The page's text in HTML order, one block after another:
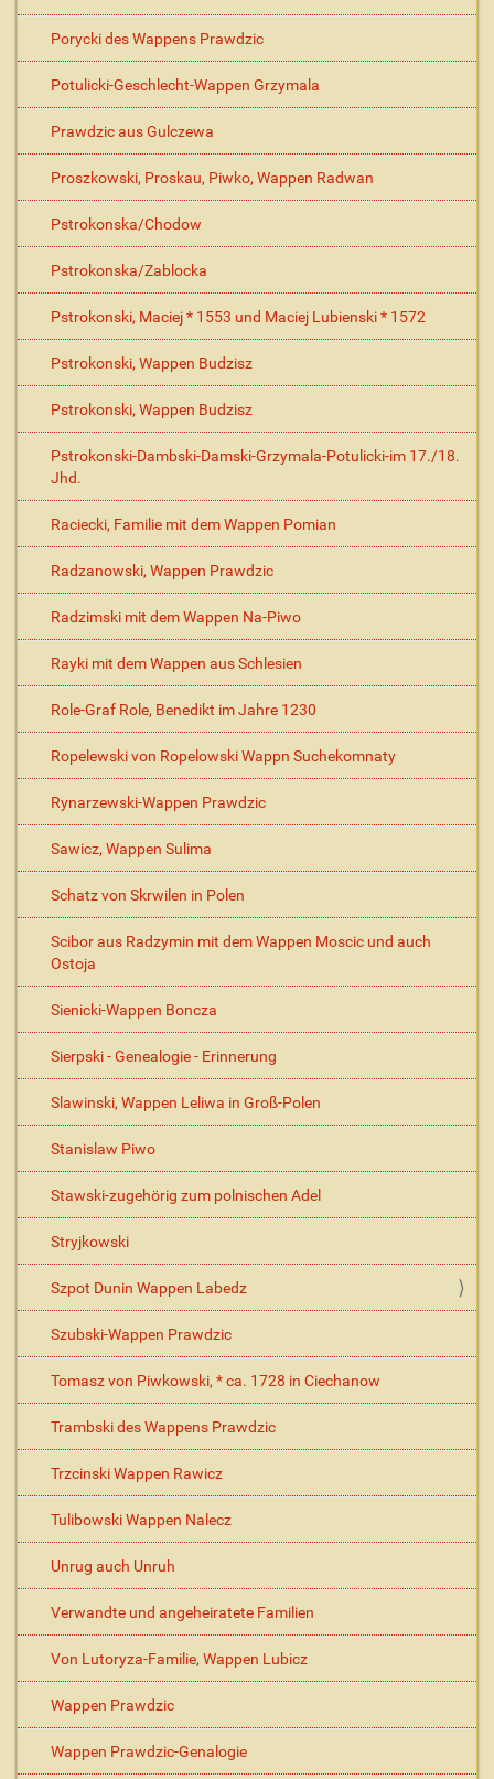
Porycki des Wappens Prawdzic
Potulicki-Geschlecht-Wappen Grzymala
Prawdzic aus Gulczewa
Proszkowski, Proskau, Piwko, Wappen Radwan
Pstrokonska/Chodow
Pstrokonska/Zablocka
Pstrokonski, Maciej * 1553 und Maciej Lubienski * 1572
Pstrokonski, Wappen Budzisz
Pstrokonski, Wappen Budzisz
Pstrokonski-Dambski-Damski-Grzymala-Potulicki-im 17./18.
Jhd.
Raciecki, Familie mit dem Wappen Pomian
Radzanowski, Wappen Prawdzic
Radzimski mit dem Wappen Na-Piwo
Rayki mit dem Wappen aus Schlesien
Role-Graf Role, Benedikt im Jahre 1230
Ropelewski von Ropelowski Wappn Suchekomnaty
Rynarzewski-Wappen Prawdzic
Sawicz, Wappen Sulima
Schatz von Skrwilen in Polen
Scibor aus Radzymin mit dem Wappen Moscic und auch
Ostoja
Sienicki-Wappen Boncza
Sierpski - Genealogie - Erinnerung
Slawinski, Wappen Leliwa in Groß-Polen
Stanislaw Piwo
Stawski-zugehörig zum polnischen Adel
Stryjkowski
Szpot Dunin Wappen Labedz
Szubski-Wappen Prawdzic
Tomasz von Piwkowski, * ca. 1728 in Ciechanow
Trambski des Wappens Prawdzic
Trzcinski Wappen Rawicz
Tulibowski Wappen Nalecz
Unrug auch Unruh
Verwandte und angeheiratete Familien
Von Lutoryza-Familie, Wappen Lubicz
Wappen Prawdzic
Wappen Prawdzic-Genalogie